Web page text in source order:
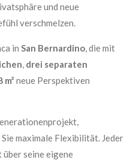
und neue
verschmelzen.
in San Bernardino, die mit
, drei separaten
m² neue Perspektiven
maximale Flexibilität. Jeder
über seine eigene